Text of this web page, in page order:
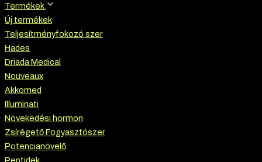
Termékek
Új termékek
Teljesítményfokozó szer
Hades
Driada Medical
Nouveaux
Akkomed
Illuminati
Növekedési hormon
Zsírégető Fogyasztószer
Potencianövelő